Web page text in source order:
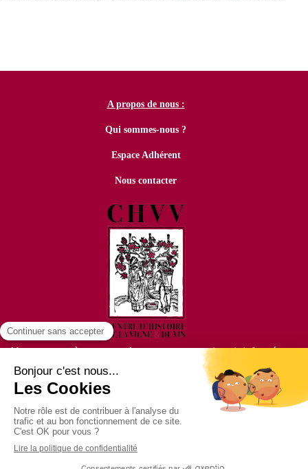
A propos de nous :
Qui sommes-nous ?
Espace Adhérent
Nous contacter
Abonnez vous à notre newsletter pour vous maintenir informé
Votre email
Copyright @ACTUSITE